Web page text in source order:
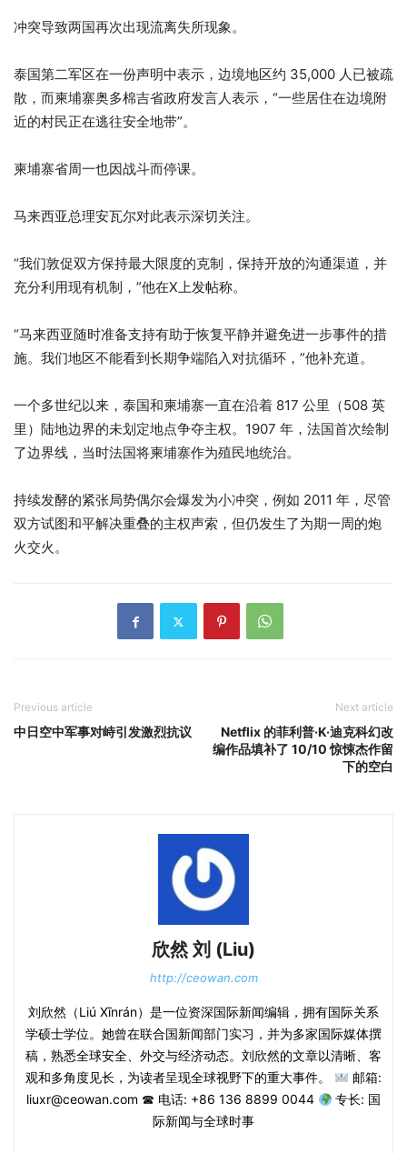
冲突导致两国再次出现流离失所现象。
泰国第二军区在一份声明中表示，边境地区约 35,000 人已被疏
散，而柬埔寨奥多棉吉省政府发言人表示，“一些居住在边境附
近的村民正在逃往安全地带”。
柬埔寨省周一也因战斗而停课。
马来西亚总理安瓦尔对此表示深切关注。
“我们敦促双方保持最大限度的克制，保持开放的沟通渠道，并
充分利用现有机制，”他在X上发帖称。
“马来西亚随时准备支持有助于恢复平静并避免进一步事件的措
施。我们地区不能看到长期争端陷入对抗循环，”他补充道。
一个多世纪以来，泰国和柬埔寨一直在沿着 817 公里（508 英
里）陆地边界的未划定地点争夺主权。1907 年，法国首次绘制
了边界线，当时法国将柬埔寨作为殖民地统治。
持续发酵的紧张局势偶尔会爆发为小冲突，例如 2011 年，尽管
双方试图和平解决重叠的主权声索，但仍发生了为期一周的炮
火交火。
Previous article
中日空中军事对峙引发激烈抗议
Next article
Netflix 的菲利普·K·迪克科幻改
编作品填补了 10/10 惊悚杰作留
下的空白
欣然 刘 (Liu)
http://ceowan.com
刘欣然（Liú Xīnrán）是一位资深国际新闻编辑，拥有国际关系
学硕士学位。她曾在联合国新闻部门实习，并为多家国际媒体撰
稿，熟悉全球安全、外交与经济动态。刘欣然的文章以清晰、客
观和多角度见长，为读者呈现全球视野下的重大事件。
邮箱:
liuxr@ceowan.com ☎ 电话: +86 136 8899 0044
专长: 国
际新闻与全球时事